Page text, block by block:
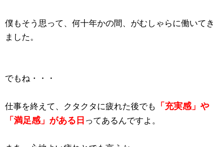
僕もそう思って、何十年かの間、がむしゃらに働いてき
ました。
でもね・・・
仕事を終えて、クタクタに疲れた後でも
「充実感」や
「満足感」がある日 ってあるんですよ。